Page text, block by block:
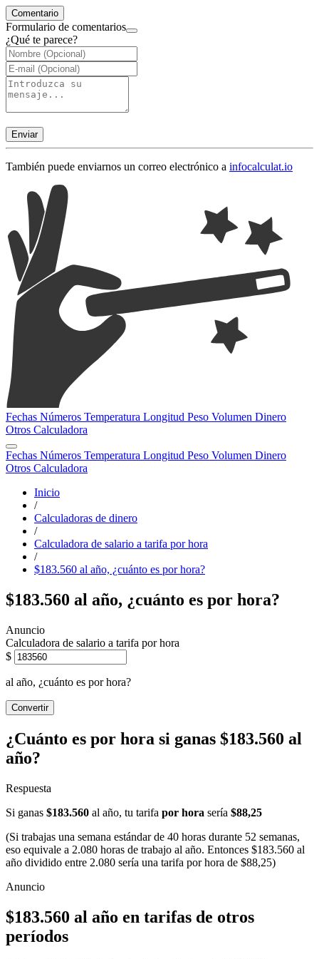
Comentario
Formulario de comentarios
¿Qué te parece?
Enviar
También puede enviarnos un correo electrónico a infocalculat.io
Fechas Números Temperatura Longitud Peso Volumen Dinero
Otros Calculadora
Fechas Números Temperatura Longitud Peso Volumen Dinero
Otros Calculadora
Inicio
/
Calculadoras de dinero
/
Calculadora de salario a tarifa por hora
/
$183.560 al año, ¿cuánto es por hora?
$183.560 al año, ¿cuánto es por hora?
Calculadora de salario a tarifa por hora
$
al año, ¿cuánto es por hora?
Convertir
¿Cuánto es por hora si ganas $183.560 al
año?
Respuesta
Si ganas $183.560 al año, tu tarifa por hora sería $88,25
(Si trabajas una semana estándar de 40 horas durante 52 semanas,
eso equivale a 2.080 horas de trabajo al año. Entonces $183.560 al
año dividido entre 2.080 sería una tarifa por hora de $88,25)
$183.560 al año en tarifas de otros
períodos